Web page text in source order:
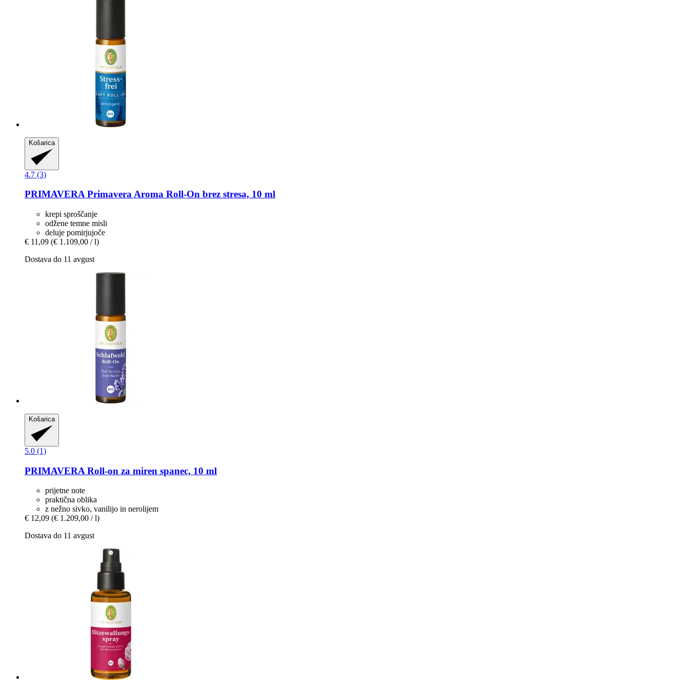
Košarica
4.7 (3)
PRIMAVERAPrimavera Aroma Roll-​On brez stresa, 10 ml
krepi sproščanje
odžene temne misli
deluje pomirjujoče
€ 11,09 (€ 1.109,00 / l)
Dostava do 11 avgust
Košarica
5.0 (1)
PRIMAVERA Roll-​on za miren spanec, 10 ml
prijetne note
praktična oblika
z nežno sivko, vanilijo in nerolijem
€ 12,09 (€ 1.209,00 / l)
Dostava do 11 avgust